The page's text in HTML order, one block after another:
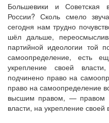
Большевики и Советская
России? Сколь смело
сегодня нам трудно
шёл дальше,
партийной идеологии той
самоопределение, есть
укрепление своей
подчинено право на
право на самоопределение
высшим правом, — правом
власти, на укрепление своей